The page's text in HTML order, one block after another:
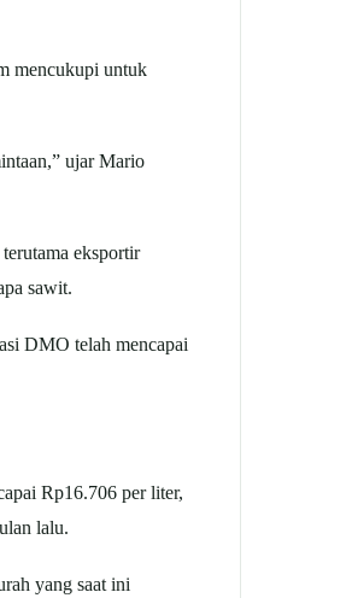
mencukupi untuk
ujar Mario
eksportir
sawit.
DMO telah mencapai
Rp16.706 per liter,
lalu.
yang saat ini